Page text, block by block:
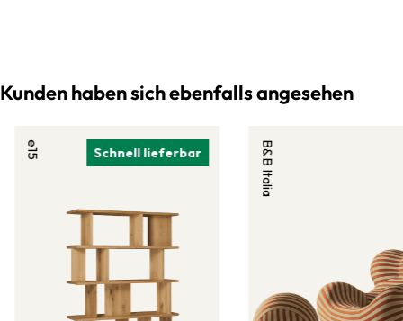
Kunden haben sich ebenfalls angesehen
Schnell lieferbar
e15 B&B Italia